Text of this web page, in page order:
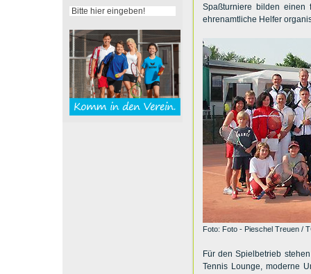
Spaßturniere bilden einen
ehrenamtliche Helfer
Foto: Foto - Pieschel Treuen /
Für den Spielbetrieb
Tennis Lounge, moderne